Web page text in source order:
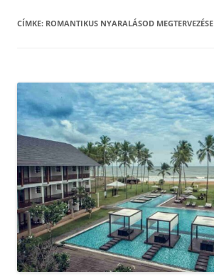
CÍMKE: ROMANTIKUS NYARALÁSOD MEGTERVEZÉSE